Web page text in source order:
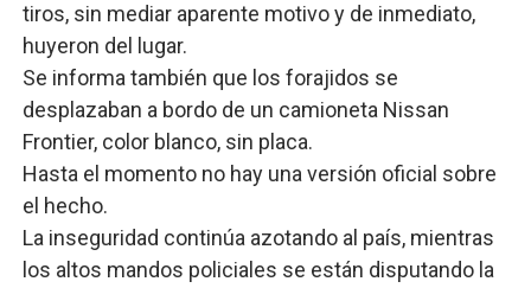
tiros, sin mediar aparente motivo y de inmediato,
huyeron del lugar.
Se informa también que los forajidos se
desplazaban a bordo de un camioneta Nissan
Frontier, color blanco, sin placa.
Hasta el momento no hay una versión oficial sobre
el hecho.
La inseguridad continúa azotando al país, mientras
los altos mandos policiales se están disputando la